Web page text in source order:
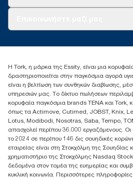
+302102705722
17th klm.National Road Athens-
14564 N.Kifissia, Athens-Greece
Mob: +306932474930 (για
Η Tork, η μάρκα της Essity, είναι μια
δραστηριοποιείται στην παγκόσμια αγορά
είναι η βελτίωση των συνθηκών διαβίωσης,
υπηρεσιών μας. Το δίκτυο πωλήσεων
κορυφαία παγκόσμια brands TENA και Tork,
όπως τα Actimove, Cutimed, JOBST, Knix,
Lotus, Modibodi, Nosotras, Saba, Tempo,
απασχολεί περίπου 36.000 εργαζόμενους.
το 2024 σε περίπου 146 δις σουηδικές
εταιρείας είναι στη Στοκχόλμη της Σουηδίας
χρηματιστήριο της Στοκχόλμης Nasdaq
δεδομένα στον τομέα της ευημερίας και
κυκλική κοινωνία. Περισσότερες